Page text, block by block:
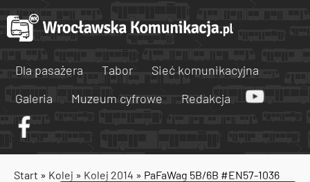
Dla pasażera Tabor
Sieć komunikacyjna
Galeria
Muzeum cyfrowe Redakcja
Start » Kolej » Kolej 2014 » PaFaWag 5B/6B #EN57-1036